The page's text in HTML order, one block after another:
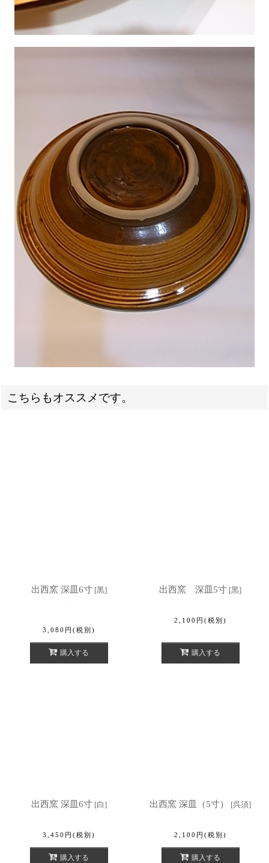
こちらもオススメです。
出西窯 深皿6寸 [黒]
3,080 円 (税別)
購入する
出西窯 深皿5寸 [黒]
2,100 円 (税別)
購入する
出西窯 深皿6寸 [白]
3,450 円 (税別)
購入する
出西窯 深皿（5寸） [呉須]
2,100 円 (税別)
購入する